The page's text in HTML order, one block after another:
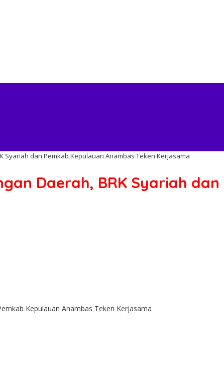
Syariah dan Pemkab Kepulauan Anambas Teken Kerjasama
Daerah, BRK Syariah
Kepulauan Anambas Teken Kerjasama